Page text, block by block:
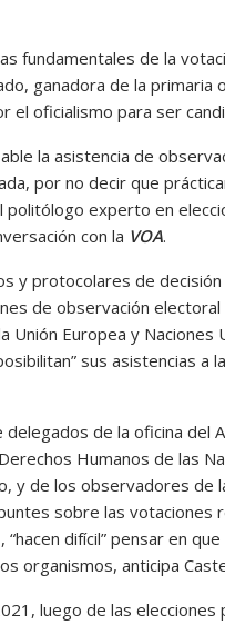
fundamentales de la
ganadora de la primaria
el oficialismo para ser
la asistencia de
por no decir que
politólogo experto en
con la VOA.
y protocolares de
de observación electoral
Unión Europea y Naciones
sus asistencias a
delegados de la oficina del
Humanos de las
y de los observadores de
sobre las votaciones
difícil” pensar en
organismos, anticipa
luego de las elecciones